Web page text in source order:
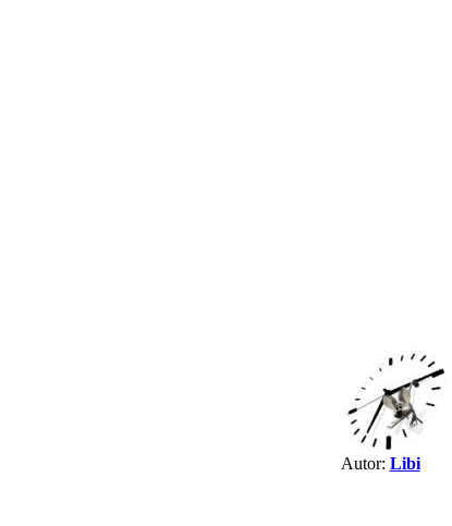
Autor: Libi